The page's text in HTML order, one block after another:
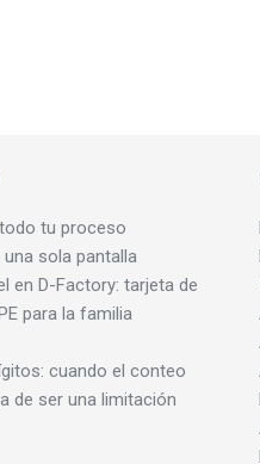
tu proceso
sola pantalla
en D-Factory: tarjeta de
para la familia
cuando el conteo
de ser una limitación